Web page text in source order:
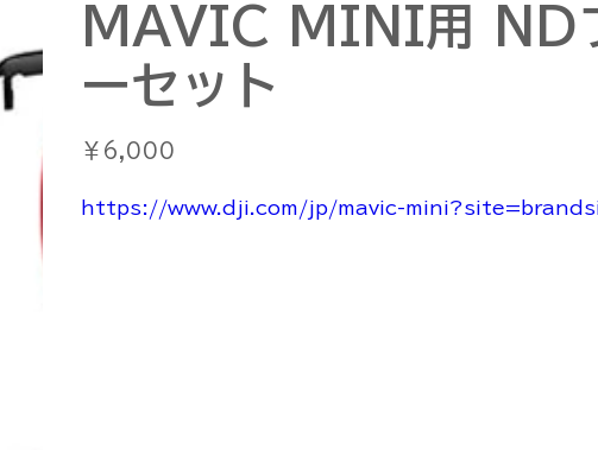
MAVIC MINI用 ND
ーセット
格
￥6,000
https://www.dji.com/jp/mavic-